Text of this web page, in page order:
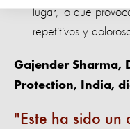
lugar, lo que
repetitivos y
Gajender Sharma,
Protection, India,
Este ha sido